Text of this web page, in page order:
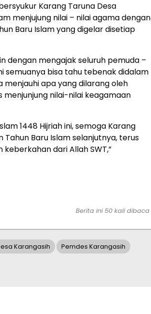
Karang Taruna Desa
menjujung nilai – nilai agama dengan
Baru Islam yang digelar disetiap
dengan mengajak seluruh pemuda –
semuanya bisa tahu tebenak didalam
menjauhi apa yang dilarang oleh
nilai-nilai keagamaan
1448 Hijriah ini, semoga Karang
Baru Islam selanjutnya, terus
dari Allah SWT,”
Berita ini 50 kali dibaca
Karangasih Pemdes Karangasih